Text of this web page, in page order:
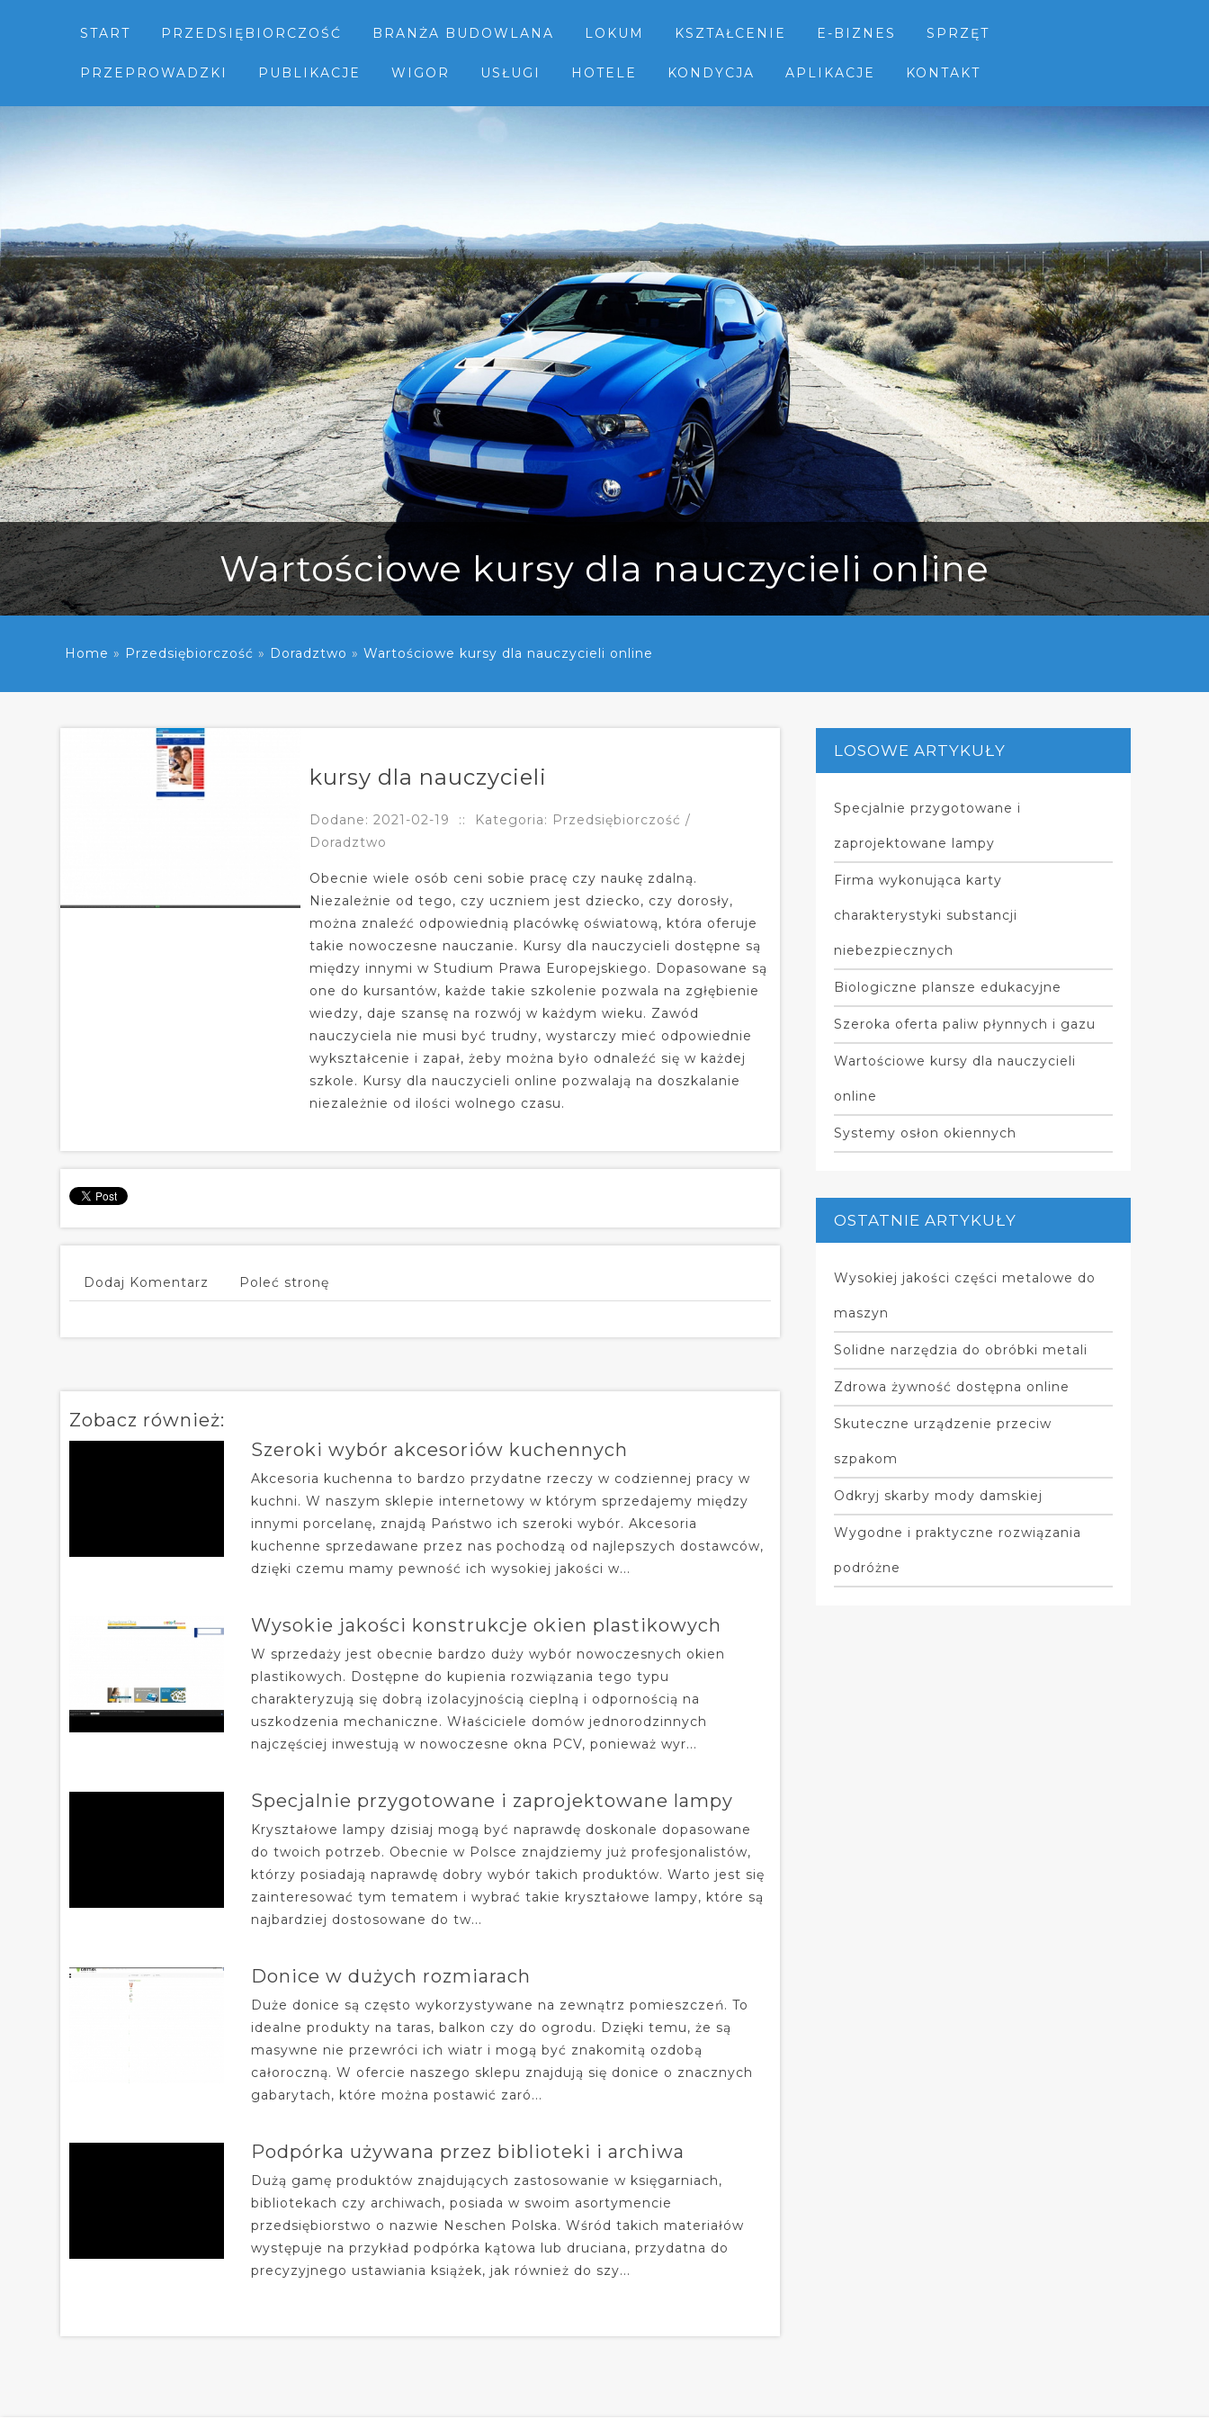
START PRZEDSIĘBIORCZOŚĆ BRANŻA BUDOWLANA LOKUM KSZTAŁCENIE E-BIZNES SPRZĘT
PRZEPROWADZKI PUBLIKACJE WIGOR USŁUGI HOTELE KONDYCJA APLIKACJE KONTAKT
Wartościowe kursy dla nauczycieli online
Home » Przedsiębiorczość » Doradztwo » Wartościowe kursy dla nauczycieli online
kursy dla nauczycieli
Dodane: 2021-02-19 ::
Kategoria: Przedsiębiorczość /
Doradztwo
Obecnie wiele osób ceni sobie pracę czy naukę zdalną.
Niezależnie od tego, czy uczniem jest dziecko, czy dorosły,
można znaleźć odpowiednią placówkę oświatową, która oferuje
takie nowoczesne nauczanie. Kursy dla nauczycieli dostępne są
między innymi w Studium Prawa Europejskiego. Dopasowane są
one do kursantów, każde takie szkolenie pozwala na zgłębienie
wiedzy, daje szansę na rozwój w każdym wieku. Zawód
nauczyciela nie musi być trudny, wystarczy mieć odpowiednie
wykształcenie i zapał, żeby można było odnaleźć się w każdej
szkole. Kursy dla nauczycieli online pozwalają na doszkalanie
niezależnie od ilości wolnego czasu.
Dodaj Komentarz Poleć stronę
Zobacz również:
Szeroki wybór akcesoriów kuchennych
Akcesoria kuchenna to bardzo przydatne rzeczy w codziennej pracy w
kuchni. W naszym sklepie internetowy w którym sprzedajemy między
innymi porcelanę, znajdą Państwo ich szeroki wybór. Akcesoria
kuchenne sprzedawane przez nas pochodzą od najlepszych dostawców,
dzięki czemu mamy pewność ich wysokiej jakości w...
Wysokie jakości konstrukcje okien plastikowych
W sprzedaży jest obecnie bardzo duży wybór nowoczesnych okien
plastikowych. Dostępne do kupienia rozwiązania tego typu
charakteryzują się dobrą izolacyjnością cieplną i odpornością na
uszkodzenia mechaniczne. Właściciele domów jednorodzinnych
najczęściej inwestują w nowoczesne okna PCV, ponieważ wyr...
Specjalnie przygotowane i zaprojektowane lampy
Kryształowe lampy dzisiaj mogą być naprawdę doskonale dopasowane
do twoich potrzeb. Obecnie w Polsce znajdziemy już profesjonalistów,
którzy posiadają naprawdę dobry wybór takich produktów. Warto jest się
zainteresować tym tematem i wybrać takie kryształowe lampy, które są
najbardziej dostosowane do tw...
Donice w dużych rozmiarach
Duże donice są często wykorzystywane na zewnątrz pomieszczeń. To
idealne produkty na taras, balkon czy do ogrodu. Dzięki temu, że są
masywne nie przewróci ich wiatr i mogą być znakomitą ozdobą
całoroczną. W ofercie naszego sklepu znajdują się donice o znacznych
gabarytach, które można postawić zaró...
Podpórka używana przez biblioteki i archiwa
Dużą gamę produktów znajdujących zastosowanie w księgarniach,
bibliotekach czy archiwach, posiada w swoim asortymencie
przedsiębiorstwo o nazwie Neschen Polska. Wśród takich materiałów
występuje na przykład podpórka kątowa lub druciana, przydatna do
precyzyjnego ustawiania książek, jak również do szy...
LOSOWE ARTYKUŁY
Specjalnie przygotowane i
zaprojektowane lampy
Firma wykonująca karty
charakterystyki substancji
niebezpiecznych
Biologiczne plansze edukacyjne
Szeroka oferta paliw płynnych i gazu
Wartościowe kursy dla nauczycieli
online
Systemy osłon okiennych
OSTATNIE ARTYKUŁY
Wysokiej jakości części metalowe do
maszyn
Solidne narzędzia do obróbki metali
Zdrowa żywność dostępna online
Skuteczne urządzenie przeciw
szpakom
Odkryj skarby mody damskiej
Wygodne i praktyczne rozwiązania
podróżne